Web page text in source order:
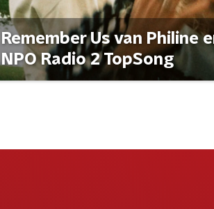
Remember Us van Philine
NPO Radio 2 TopSong